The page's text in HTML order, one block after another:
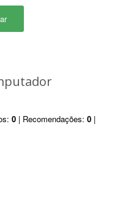
0 | Recomendações: 0 |